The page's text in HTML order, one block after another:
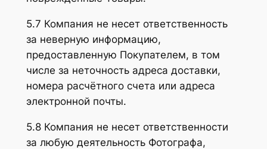
5.7 Компания не несет ответственность
за неверную информацию,
предоставленную Покупателем, в том
числе за неточность адреса доставки,
номера расчётного счета или адреса
электронной почты.
5.8 Компания не несет ответственности
за любую деятельность Фотографа,